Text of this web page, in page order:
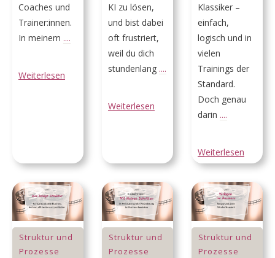
Coaches und
Trainer:innen.
In meinem ....
Weiterlesen
KI zu lösen,
und bist dabei
oft frustriert,
weil du dich
stundenlang ....
Weiterlesen
Klassiker –
einfach,
logisch und in
vielen
Trainings der
Standard.
Doch genau
darin ....
Weiterlesen
Struktur und
Prozesse
Struktur und
Prozesse
Struktur und
Prozesse